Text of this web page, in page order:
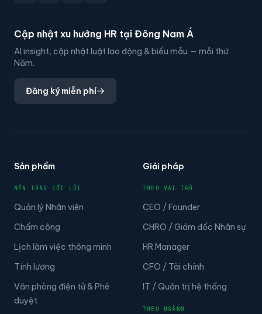
Cập nhật xu hướng HR tại Đông Nam Á
AI insight, cập nhật luật lao động & biểu mẫu — mỗi thứ
Năm.
Đăng ký miễn phí
Sản phẩm
NỀN TẢNG CỐT LÕI
Quản lý Nhân viên
Chấm công
Lịch làm việc thông minh
Tính lương
Văn phòng điện tử & Phê
duyệt
Giải pháp
THEO VAI TRÒ
CEO / Founder
CHRO / Giám đốc Nhân sự
HR Manager
CFO / Tài chính
IT / Quản trị hệ thống
THEO NGÀNH